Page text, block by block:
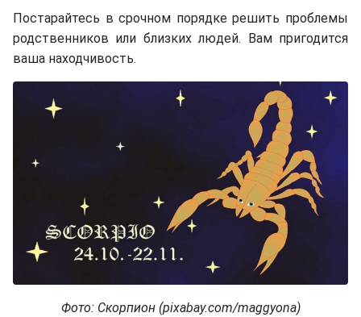
Постарайтесь в срочном порядке решить проблемы
родственников или близких людей. Вам пригодится
ваша находчивость.
Фото: Скорпион (pixabay.com/maggyona)